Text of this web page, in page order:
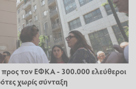
προς τον ΕΦΚΑ - 300.000 ελεύθεροι
χωρίς σύνταξη